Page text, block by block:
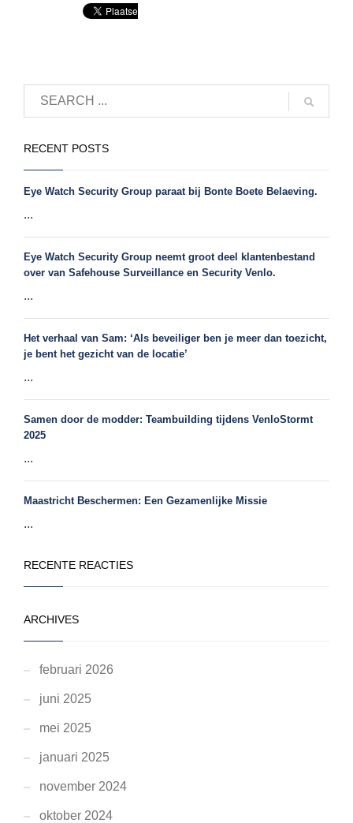
RECENT POSTS
Eye Watch Security Group paraat bij Bonte Boete Belaeving.
...
Eye Watch Security Group neemt groot deel klantenbestand
over van Safehouse Surveillance en Security Venlo.
...
Het verhaal van Sam: ‘Als beveiliger ben je meer dan toezicht,
je bent het gezicht van de locatie’
...
Samen door de modder: Teambuilding tijdens VenloStormt
2025
...
Maastricht Beschermen: Een Gezamenlijke Missie
...
RECENTE REACTIES
ARCHIVES
februari 2026
juni 2025
mei 2025
januari 2025
november 2024
oktober 2024